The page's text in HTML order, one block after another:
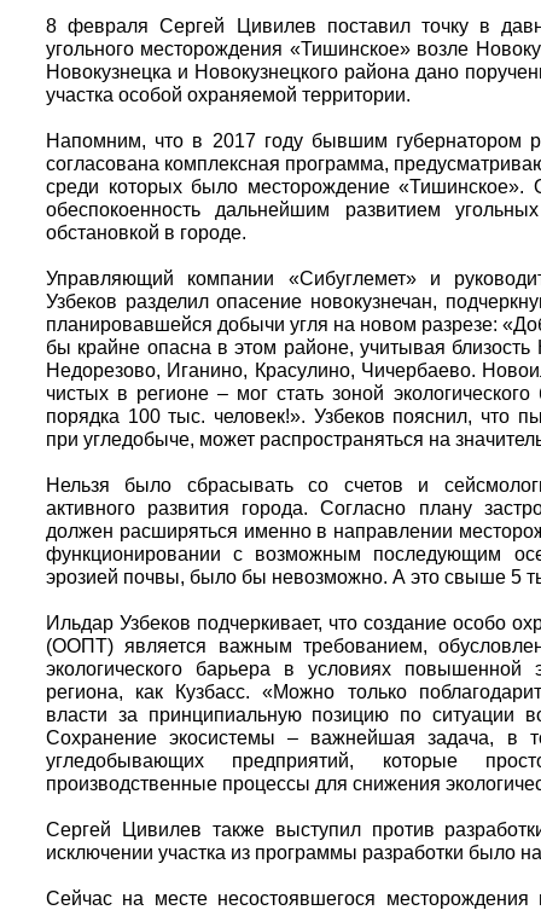
8 февраля Сергей Цивилев поставил точку в
угольного месторождения «Тишинское» возле
Новокузнецка и Новокузнецкого района дано
участка особой охраняемой территории.
Напомним, что в 2017 году бывшим губернатором
согласована комплексная программа,
среди которых было месторождение «Тишинское».
обеспокоенность дальнейшим развитием
обстановкой в городе.
Управляющий компании «Сибуглемет» и
Узбеков разделил опасение новокузнечан,
планировавшейся добычи угля на новом разрезе:
бы крайне опасна в этом районе, учитывая близость
Недорезово, Иганино, Красулино, Чичербаево.
чистых в регионе – мог стать зоной
порядка 100 тыс. человек!». Узбеков пояснил, что
при угледобыче, может распространяться на
Нельзя было сбрасывать со счетов и
активного развития города. Согласно плану
должен расширяться именно в направлении
функционировании с возможным последующим
эрозией почвы, было бы невозможно. А это свыше 5
Ильдар Узбеков подчеркивает, что создание особо
(ООПТ) является важным требованием,
экологического барьера в условиях повышенной
региона, как Кузбасс. «Можно только
власти за принципиальную позицию по ситуации
Сохранение экосистемы – важнейшая задача, в
угледобывающих предприятий, которые
производственные процессы для снижения
Сергей Цивилев также выступил против
исключении участка из программы разработки было
Сейчас на месте несостоявшегося месторождения